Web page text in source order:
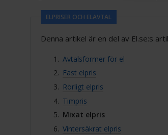
ELPRISER OCH ELAVTAL
Denna artikel är en del av El.se:s
Avtalsformer för el
Fast elpris
Rörligt elpris
Timpris
Mixat elpris
Vintersäkrat elpris